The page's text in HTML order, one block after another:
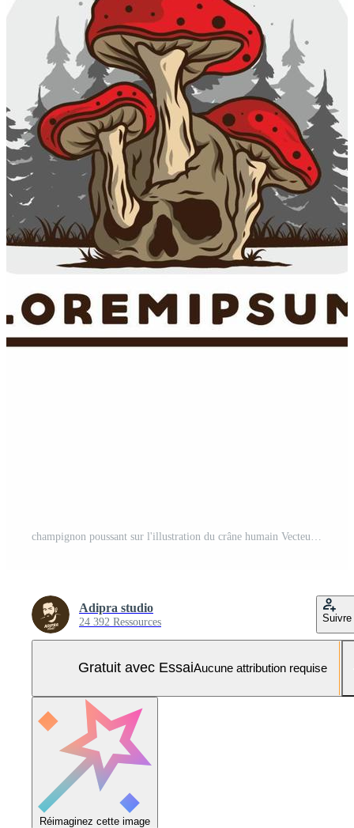
Adipra studio
24 392 Ressources Suivre
Gratuit avec EssaiAucune attribution requise
Réimaginez cette image